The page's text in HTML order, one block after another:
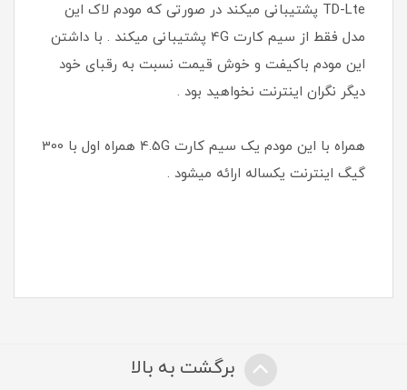
TD-Lte پشتیبانی میکند در صورتی که مودم لاک این
مدل فقط از سیم کارت 4G پشتیبانی میکند . با داشتن
این مودم باکیفت و خوش قیمت نسبت به رقبای خود
دیگر نگران اینترنت نخواهید بود .
همراه با این مودم یک سیم کارت 4.5G همراه اول با 300
گیگ اینترنت یکساله ارائه میشود .
برگشت به بالا